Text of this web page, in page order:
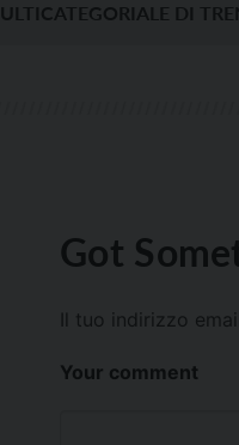
DI
Got
Il tuo indirizzo
Your comment